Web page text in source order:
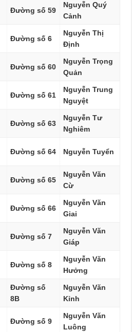
Đường số 59
Nguyễn Quý
Cảnh
Đường số 6
Nguyễn Thị
Định
Đường số 60
Nguyễn Trọng
Quản
Đường số 61
Nguyễn Trung
Nguyệt
Đường số 63
Nguyễn Tư
Nghiêm
Đường số 64 Nguyễn Tuyển
Đường số 65
Nguyễn Văn
Cừ
Đường số 66
Nguyễn Văn
Giai
Đường số 7
Nguyễn Văn
Giáp
Đường số 8
Nguyễn Văn
Hưởng
Đường số
8B
Nguyễn Văn
Kỉnh
Đường số 9
Nguyễn Văn
Luông